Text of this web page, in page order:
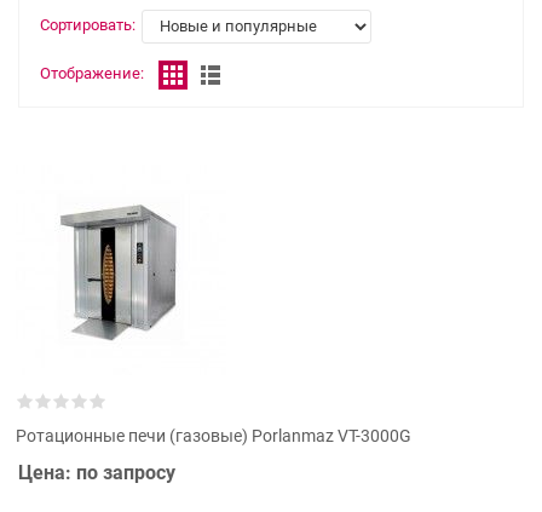
Сортировать:
Отображение:
Ротационные печи (газовые) Porlanmaz VT-3000G
Цена: по запросу